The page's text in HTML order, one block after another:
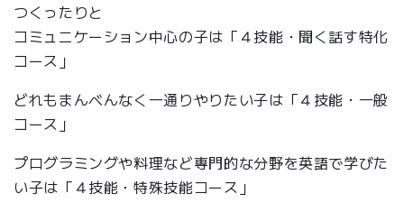
つくったりと
コミュニケーション中心の子は「４技能・聞く話す特化
コース」
どれもまんべんなく一通りやりたい子は「４技能・一般
コース」
プログラミングや料理など専門的な分野を英語で学びた
い子は「４技能・特殊技能コース」